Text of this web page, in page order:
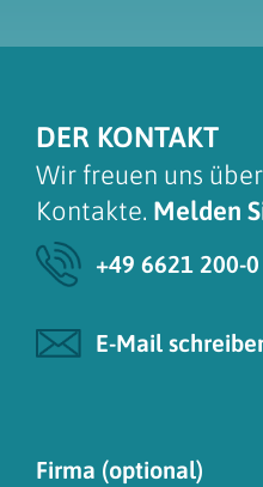
DER KONTAKT
Wir freuen uns
Kontakte. Melden
+49 6621 200-0
E-Mail
Firma (optional)